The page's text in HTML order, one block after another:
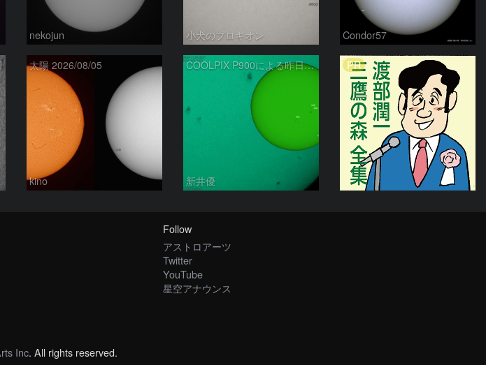
nekojun 小犬のプロキオン Condor57
ア ） 太陽 2026/08/05
kino
COOLPIX P900による昨日の太陽黒点：2026/08/04
新井優
PR
Follow
アストロアーツ
Twitter
YouTube
星空アナウンス
Inc. All rights reserved.